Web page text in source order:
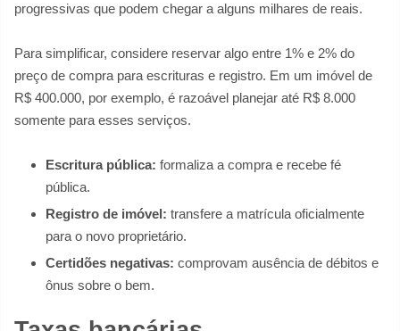
progressivas que podem chegar a alguns milhares de reais.
Para simplificar, considere reservar algo entre 1% e 2% do
preço de compra para escrituras e registro. Em um imóvel de
R$ 400.000, por exemplo, é razoável planejar até R$ 8.000
somente para esses serviços.
Escritura pública: formaliza a compra e recebe fé
pública.
Registro de imóvel: transfere a matrícula oficialmente
para o novo proprietário.
Certidões negativas: comprovam ausência de débitos e
ônus sobre o bem.